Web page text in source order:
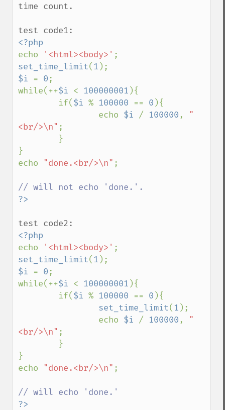
time count.
echo
'<html><body>'
set_time_limit( 1
$i = 0;
while(++$i < 100000001 ){
        if(
$i % 100000 == 0 ){
                echo
$i / 100000,
"
<br/>\n" ;
}
echo
"done.<br/>\n" ;
echo
'<html><body>'
set_time_limit( 1
$i = 0;
while(++$i < 100000001 ){
        if(
$i % 100000 == 0 ){
set_time_limit( 1 );
                echo
$i / 100000,
"
<br/>\n" ;
}
echo
"done.<br/>\n" ;
?>